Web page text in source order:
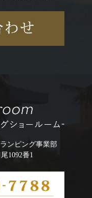
ンピング事業部
1092番1